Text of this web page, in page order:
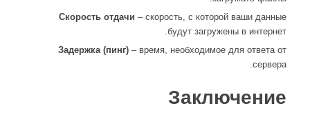
Скорость отдачи – скорость, с которой ваши данные
будут загружены в интернет.
Задержка (пинг) – время, необходимое для ответа от
сервера.
Заключение